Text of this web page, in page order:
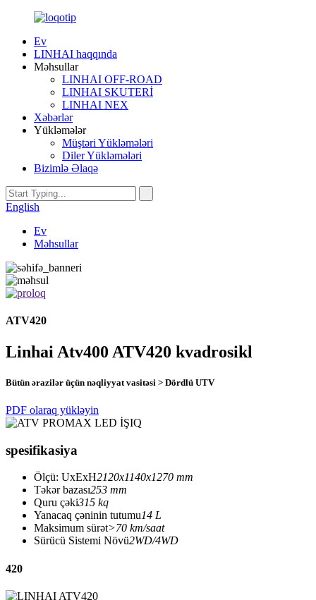
Ev
LINHAI haqqında
Məhsullar
LINHAI OFF-ROAD
LINHAI SKUTERİ
LINHAI NEX
Xəbərlər
Yükləmələr
Müştəri Yükləmələri
Diler Yükləmələri
Bizimlə Əlaqə
English
Ev
Məhsullar
ATV420
Linhai Atv400 ATV420 kvadrosikl
Bütün ərazilər üçün nəqliyyat vasitəsi > Dördlü UTV
PDF olaraq yükləyin
spesifikasiya
Ölçü: UxExH2120x1140x1270 mm
Təkər bazası253 mm
Quru çəki315 kq
Yanacaq çəninin tutumu14 L
Maksimum sürət>70 km/saat
Sürücü Sistemi Növü2WD/4WD
420